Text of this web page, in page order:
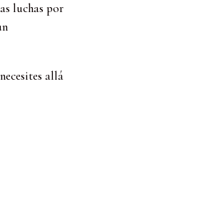
luchas por
allá